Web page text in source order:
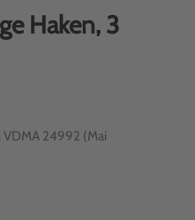
Haken, 3
24992 (Mai